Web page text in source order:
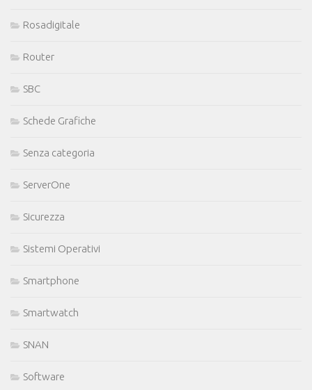
Rosadigitale
Router
SBC
Schede Grafiche
Senza categoria
ServerOne
Sicurezza
Sistemi Operativi
Smartphone
Smartwatch
SNAN
Software